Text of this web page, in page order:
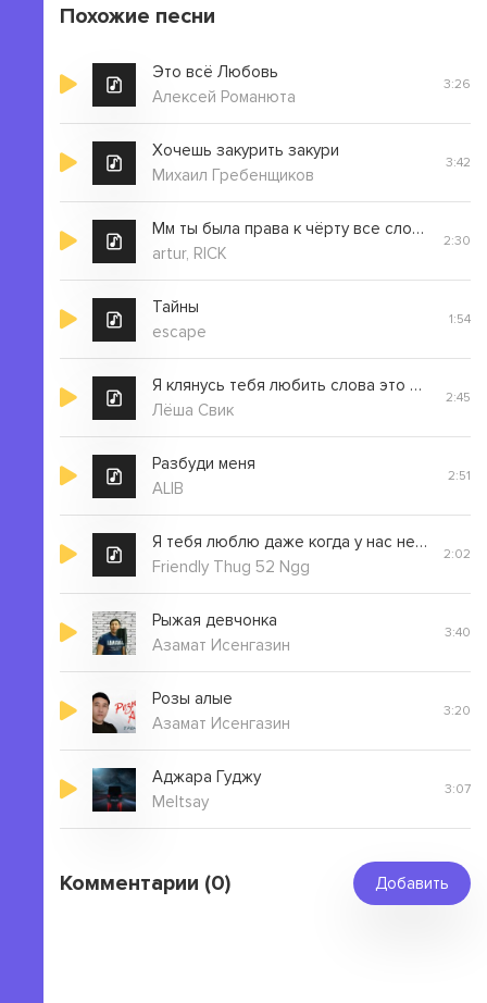
Похожие песни
Это всё Любовь
Алексей Романюта
3:26
Хочешь закурить закури
Михаил Гребенщиков
3:42
Мм ты была права к чёрту все слова
artur, RICK
2:30
Тайны
escape
1:54
Я клянусь тебя любить слова это не пустяк
Лёша Свик
2:45
Разбуди меня
ALIB
2:51
Я тебя люблю даже когда у нас не очень всё
Friendly Thug 52 Ngg
2:02
Рыжая девчонка
Азамат Исенгазин
3:40
Розы алые
Азамат Исенгазин
3:20
Аджара Гуджу
Meltsay
3:07
Комментарии (0) Добавить